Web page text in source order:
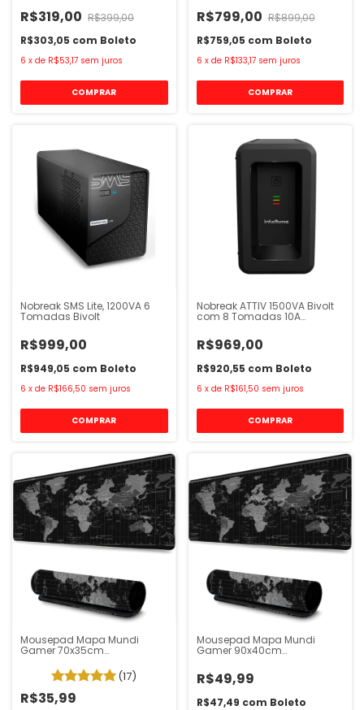
R$319,00 R$399,00
R$303,05 com Boleto
6 x de R$53,17 sem juros
R$799,00 R$899,00
R$759,05 com Boleto
6 x de R$133,17 sem juros
Nobreak SMS Lite, 1200VA 6
Tomadas Bivolt
R$999,00
R$949,05 com Boleto
6 x de R$166,50 sem juros
Nobreak ATTIV 1500VA Bivolt
com 8 Tomadas 10A
R$969,00
R$920,55 com Boleto
6 x de R$161,50 sem juros
Mousepad Mapa Mundi
Gamer 70x35cm
(17)
R$35,99
Mousepad Mapa Mundi
Gamer 90x40cm
R$49,99
R$47,49 com Boleto